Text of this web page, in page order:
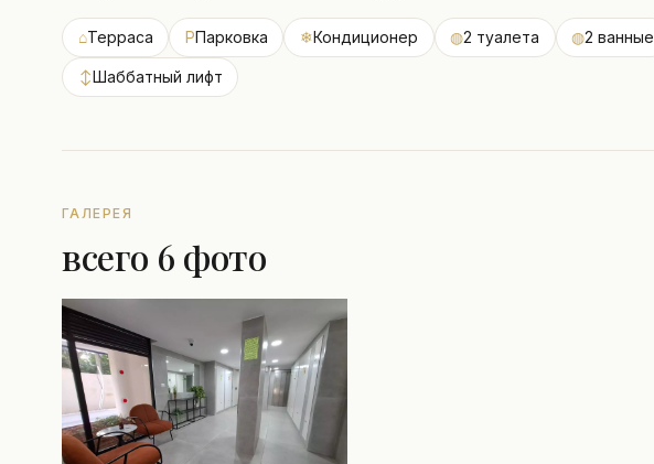
⌂Терраса PПарковка ❄Кондиционер ◍2 туалета ◍2 ванные
↕Шаббатный лифт
ГАЛЕРЕЯ
всего 6 фото